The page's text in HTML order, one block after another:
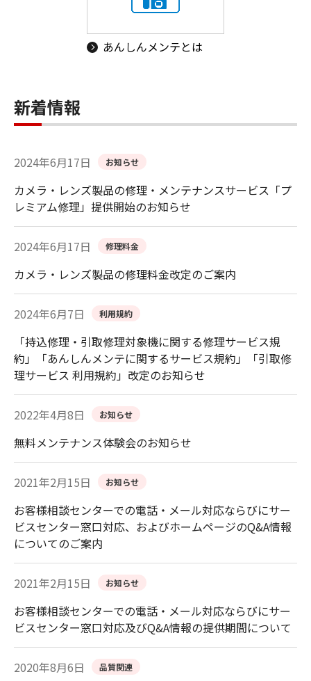
あんしんメンテとは
新着情報
2024年6月17日 お知らせ
カメラ・レンズ製品の修理・メンテナンスサービス「プ
レミアム修理」提供開始のお知らせ
2024年6月17日 修理料金
カメラ・レンズ製品の修理料金改定のご案内
2024年6月7日 利用規約
「持込修理・引取修理対象機に関する修理サービス規
約」「あんしんメンテに関するサービス規約」「引取修
理サービス 利用規約」改定のお知らせ
2022年4月8日 お知らせ
無料メンテナンス体験会のお知らせ
2021年2月15日 お知らせ
お客様相談センターでの電話・メール対応ならびにサー
ビスセンター窓口対応、およびホームページのQ&A情報
についてのご案内
2021年2月15日 お知らせ
お客様相談センターでの電話・メール対応ならびにサー
ビスセンター窓口対応及びQ&A情報の提供期間について
2020年8月6日 品質関連